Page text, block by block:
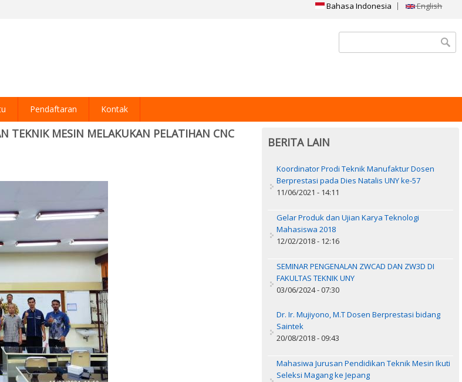
Bahasa Indonesia English
Search form
Pendaftaran Kontak
TEKNIK MESIN MELAKUKAN PELATIHAN CNC
BERITA LAIN
Koordinator Prodi Teknik Manufaktur Dosen
Berprestasi pada Dies Natalis UNY ke-57
11/06/2021 - 14:11
Gelar Produk dan Ujian Karya Teknologi
Mahasiswa 2018
12/02/2018 - 12:16
SEMINAR PENGENALAN ZWCAD DAN ZW3D DI
FAKULTAS TEKNIK UNY
03/06/2024 - 07:30
Dr. Ir. Mujiyono, M.T Dosen Berprestasi bidang
Saintek
20/08/2018 - 09:43
Mahasiwa Jurusan Pendidikan Teknik Mesin Ikuti
Seleksi Magang ke Jepang